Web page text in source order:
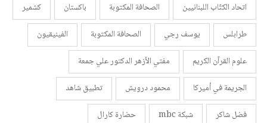
اتحاد الكتّاب اللبنانيين
الصحافة المكتوبة باكستان
كشمير
طرابلس
يوسف رجي الصحافة المكتوبة
الفينيقيون
علوم القرآن الكريم
مفتي الأزهر الدكتور علي جمعة
الجريمة في أميركا
محمود درويش
تطبيق شاهد
فضل شاكر
شبكة mbc
حضارة كارال